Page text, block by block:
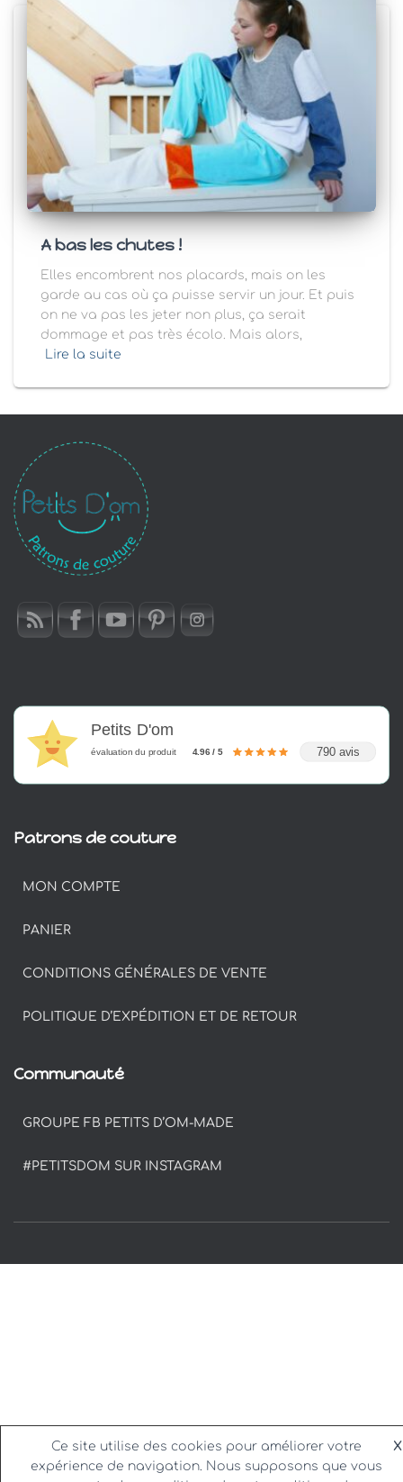
A bas les chutes !
Elles encombrent nos placards, mais on les
garde au cas où ça puisse servir un jour. Et puis
on ne va pas les jeter non plus, ça serait
dommage et pas très écolo. Mais alors,
Lire la suite
Petits D'om
évaluation du produit 4.96 / 5 790 avis
Patrons de couture
MON COMPTE
PANIER
CONDITIONS GÉNÉRALES DE VENTE
POLITIQUE D’EXPÉDITION ET DE RETOUR
Communauté
GROUPE FB PETITS D’OM-MADE
#PETITSDOM SUR INSTAGRAM
Ce site utilise des cookies pour améliorer votre
expérience de navigation. Nous supposons que vous
X